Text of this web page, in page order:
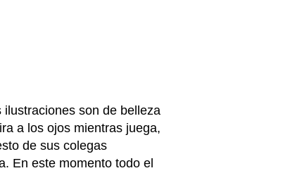
son de belleza
a los ojos mientras juega,
de sus colegas
En este momento todo el